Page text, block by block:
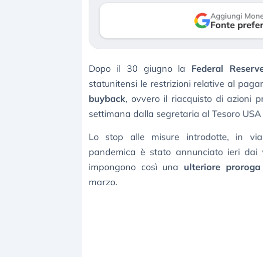
Aggiungi
Fonte
Dopo il 30 giugno la Federal
statunitensi le restrizioni relative al
buyback, ovvero il riacquisto di azioni
settimana dalla segretaria al Tesoro USA
Lo stop alle misure introdotte, in
pandemica è stato annunciato ieri
impongono così una ulteriore proroga
marzo.
3 agosto 2026